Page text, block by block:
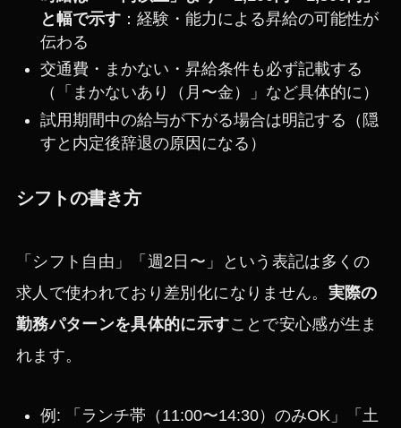
と幅で示す：経験・能力による昇給の可能性が
伝わる
交通費・まかない・昇給条件も必ず記載する
（「まかないあり（月〜金）」など具体的に）
試用期間中の給与が下がる場合は明記する（隠
すと内定後辞退の原因になる）
シフトの書き方
「シフト自由」「週2日〜」という表記は多くの
求人で使われており差別化になりません。 実際の
勤務パターンを具体的に示すことで安心感が生ま
れます。
例: 「ランチ帯（11:00〜14:30）のみOK」「土